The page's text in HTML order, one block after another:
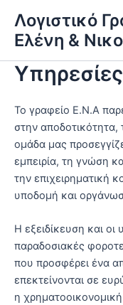
στο
περιεχόμενο
Λογιστικό
Ελένη &
Υπηρεσίες
Το γραφείο Ε.Ν.Α
στην αποδοτικότητα,
ομάδα μας
εμπειρία, τη γνώση
την επιχειρηματική
υποδομή και
Η εξειδίκευση και οι
παραδοσιακές
που προσφέρει ένα
επεκτείνονται σε
η χρηματοοικονομική